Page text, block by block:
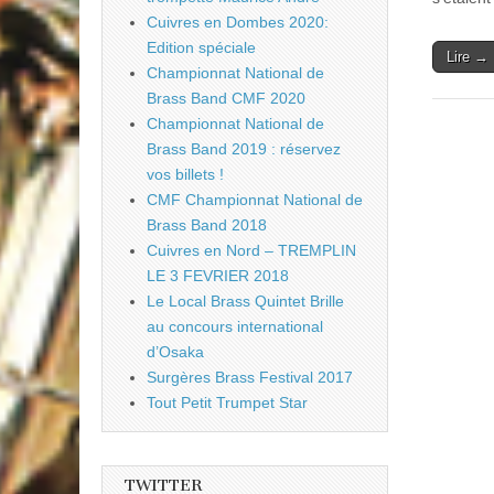
Lire →
Cuivres en Dombes 2020:
Edition spéciale
Championnat National de
Brass Band CMF 2020
Championnat National de
Brass Band 2019 : réservez
vos billets !
CMF Championnat National de
Brass Band 2018
Cuivres en Nord – TREMPLIN
LE 3 FEVRIER 2018
Le Local Brass Quintet Brille
au concours international
d’Osaka
Surgères Brass Festival 2017
Tout Petit Trumpet Star
TWITTER